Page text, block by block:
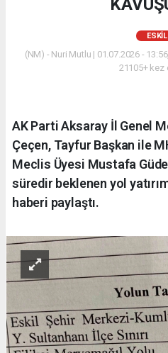
ESKİL
(NM) - Nuri Mutlu | 01.07.2026 -
21105+ kez
AK Parti Aksaray İl Genel
Çeçen, Tayfur Başkan ile
Meclis Üyesi Mustafa
süredir beklenen yol
haberi paylaştı.